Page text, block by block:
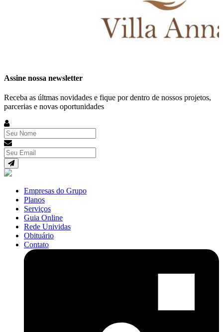
Assine nossa newsletter
Receba as últmas novidades e fique por dentro de nossos projetos,
parcerias e novas oportunidades
Empresas do Grupo
Planos
Serviços
Guia Online
Rede Unividas
Obituário
Contato